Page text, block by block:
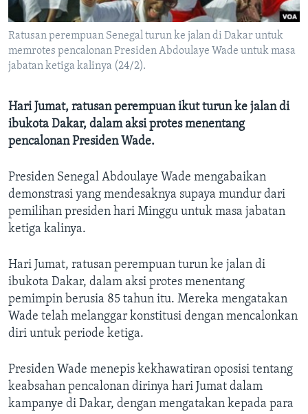
Ratusan perempuan Senegal turun ke jalan di Dakar untuk
memrotes pencalonan Presiden Abdoulaye Wade untuk masa
jabatan ketiga kalinya (24/2).
Hari Jumat, ratusan perempuan ikut turun ke jalan di
ibukota Dakar, dalam aksi protes menentang
pencalonan Presiden Wade.
Presiden Senegal Abdoulaye Wade mengabaikan
demonstrasi yang mendesaknya supaya mundur dari
pemilihan presiden hari Minggu untuk masa jabatan
ketiga kalinya.
Hari Jumat, ratusan perempuan turun ke jalan di
ibukota Dakar, dalam aksi protes menentang
pemimpin berusia 85 tahun itu. Mereka mengatakan
Wade telah melanggar konstitusi dengan mencalonkan
diri untuk periode ketiga.
Presiden Wade menepis kekhawatiran oposisi tentang
keabsahan pencalonan dirinya hari Jumat dalam
kampanye di Dakar, dengan mengatakan kepada para